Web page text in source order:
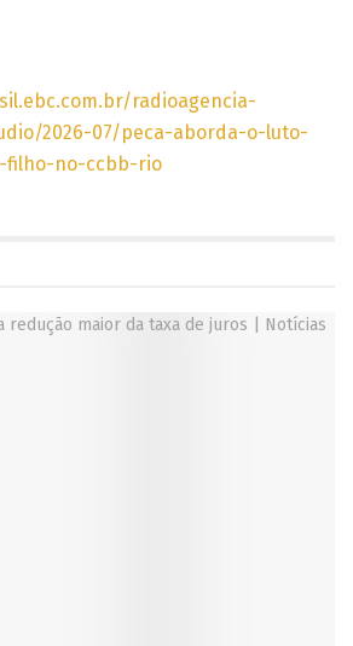
radioagencia-
2026-07/peca-aborda-o-luto-
filho-no-ccbb-rio